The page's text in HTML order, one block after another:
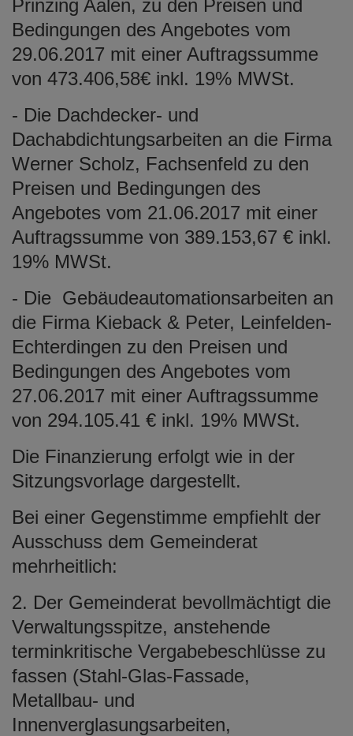
Prinzing Aalen, zu den Preisen und
Bedingungen des Angebotes vom
29.06.2017 mit einer Auftragssumme
von 473.406,58€ inkl. 19% MWSt.
- Die Dachdecker- und
Dachabdichtungsarbeiten an die Firma
Werner Scholz, Fachsenfeld zu den
Preisen und Bedingungen des
Angebotes vom 21.06.2017 mit einer
Auftragssumme von 389.153,67 € inkl.
19% MWSt.
- Die Gebäudeautomationsarbeiten an
die Firma Kieback & Peter, Leinfelden-
Echterdingen zu den Preisen und
Bedingungen des Angebotes vom
27.06.2017 mit einer Auftragssumme
von 294.105.41 € inkl. 19% MWSt.
Die Finanzierung erfolgt wie in der
Sitzungsvorlage dargestellt.
Bei einer Gegenstimme empfiehlt der
Ausschuss dem Gemeinderat
mehrheitlich:
2. Der Gemeinderat bevollmächtigt die
Verwaltungsspitze, anstehende
terminkritische Vergabebeschlüsse zu
fassen (Stahl-Glas-Fassade,
Metallbau- und
Innenverglasungsarbeiten,